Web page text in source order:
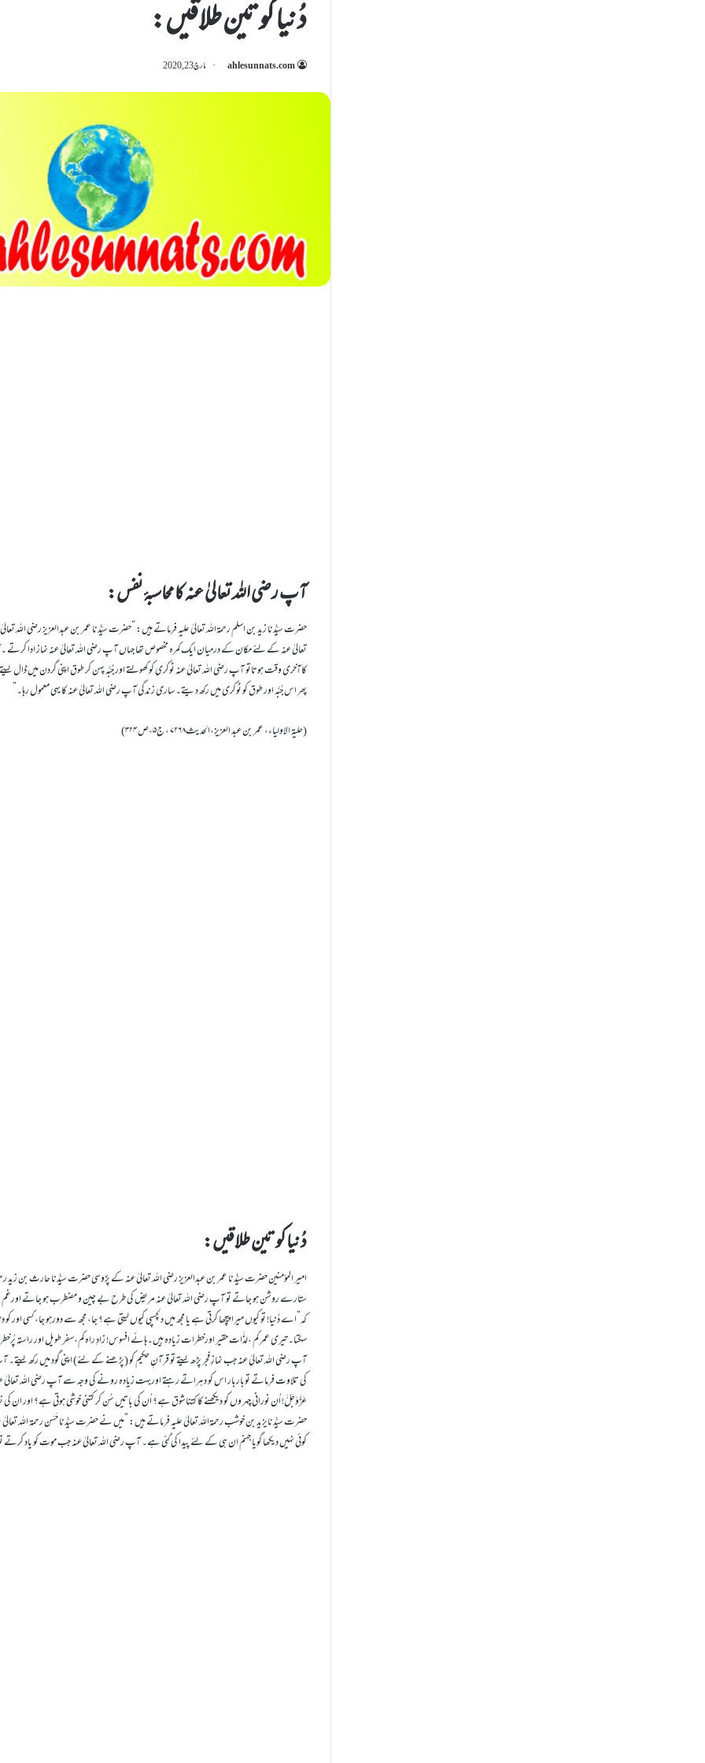
دُنیا کو تین طلاقیں:
ahlesunnats.com مارچ 23, 2020
آپ رضی اللہ تعالیٰ عنہ کا محاسبۂ نفس:
حضرت سیِّدُنا زید بن اسلم رحمۃاللہ تعالیٰ علیہ فرماتے ہیں: ”حضرت سیِّدُنا عمر بن عبدالعزیز رضی
تعالیٰ عنہ کے لئے مکان کے درمیان ایک کمرہ مخصوص تھا جہاں آپ رضی اللہ تعالیٰ عنہ نماز ادا
کاآخری وقت ہوتاتو آپ رضی اللہ تعالیٰ عنہ ٹوکری کو کھولتے اور جُبَّہ پہن کر طوق اپنی گردن میں ڈال
پھر اس جُبَّہ اور طوق کو ٹوکری میں رکھ دیتے۔ ساری زندگی آپ رضی اللہ تعالیٰ عنہ کا یہی معمول رہا۔”
(حلیۃ الاولیاء، عمر بن عبد العزیز،الحدیث۷۲۶۸ ، ج۵،ص ۳۲۴)
دُنیا کو تین طلاقیں:
امیر المؤمنین حضرت سیِّدُنا عمر بن عبدالعزیز رضی اللہ تعالیٰ عنہ کے پڑوسی حضرت سیِّدُنا حارث بن زید
ستارے روشن ہو جاتے تو آپ رضی اللہ تعالیٰ عنہ مریض کی طرح بے چین و مضطرب ہو جاتے اورغم
کہ”اے دُنیا! تو کیوں میرا پیچھا کرتی ہے یا مجھ میں دلچسپی کیوں لیتی ہے؟ جا، مجھ سے دورہو جا،
سکتا۔ تیری عمر کم ،لذَّات حقیر اورخطرات زیادہ ہیں۔ہائے افسوس! زادِ راہ کم،سفر طویل اور راستہ
آپ رضی اللہ تعالیٰ عنہ جب نمازِ فجر پڑھ لیتے تو قرآنِ حکیم کو (پڑھنے کے لئے) اپنی گود میں
کی تلاوت فرماتے توباربار اس کو دہراتے رہتے اوربہت زیادہ رونے کی وجہ سے آپ رضی اللہ
عَزَّوَجَلَّ! اُن نورانی چہر وں کو دیکھنے کا کتناشوق ہے؟ اُن کی باتیں سُن کر کتنی خوشی ہوتی ہے؟ اور
حضرت سیِّدُنایزید بن خوشب رحمۃاللہ تعالیٰ علیہ فرماتے ہیں: ”میں نے حضرت سیِّدُنا حَسَن رحمۃ اللہ
کوئی نہیں دیکھا گویا جہنم ان ہی کے لئے پیدا کی گئی ہے۔ آپ رضی اللہ تعالیٰ عنہ جب موت کو